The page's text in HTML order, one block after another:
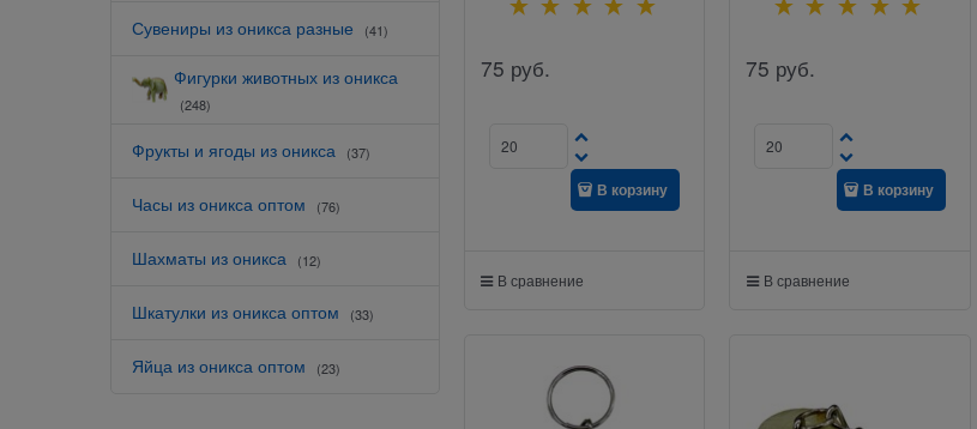
Сувениры из оникса разные (41)
Фигурки животных из оникса
(248)
Фрукты и ягоды из оникса (37)
Часы из оникса оптом (76)
Шахматы из оникса (12)
Шкатулки из оникса оптом (33)
Яйца из оникса оптом (23)
75 руб.
В корзину
В сравнение
75 руб.
В корзину
В сравнение